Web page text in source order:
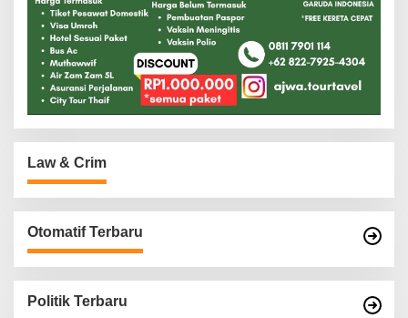
Law & Crim
Otomatif Terbaru
Politik Terbaru